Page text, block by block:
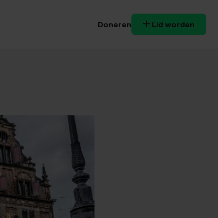
Doneren Lid worden